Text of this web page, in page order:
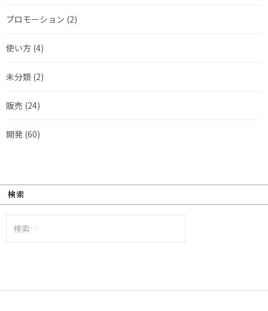
プロモーション (2)
使い方 (4)
未分類 (2)
販売 (24)
開発 (60)
検索
索: